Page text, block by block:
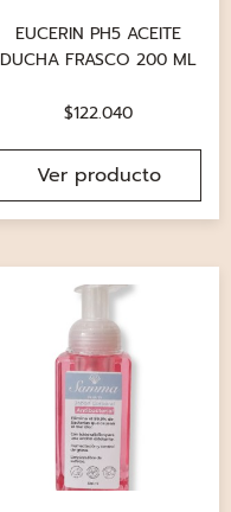
EUCERIN PH5 ACEITE
DUCHA FRASCO 200 ML
$122.040
Ver producto